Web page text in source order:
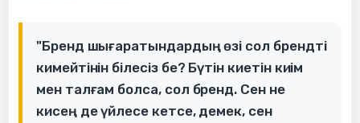
"Бренд шығаратындардың өзі сол брендті
кимейтінін білесіз бе? Бүтін киетін киім
мен талғам болса, сол бренд. Сен не
кисең де үйлесе кетсе, демек, сен